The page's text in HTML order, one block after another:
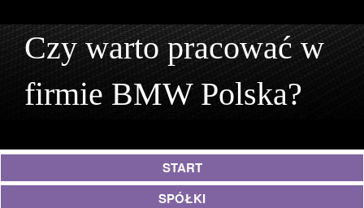
Czy warto pracować w
firmie BMW Polska?
START
SPÓŁKI